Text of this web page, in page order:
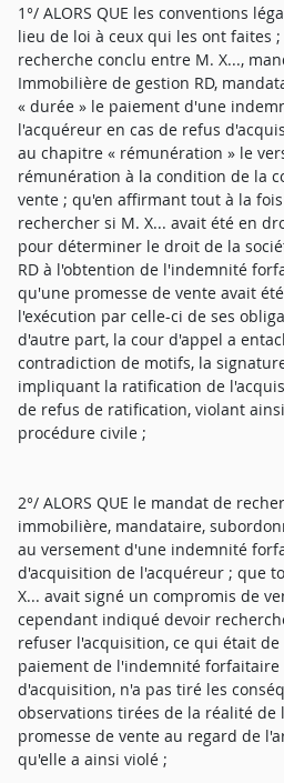
1°/ ALORS QUE les conventions
lieu de loi à ceux qui les ont faites
recherche conclu entre M. X...,
Immobilière de gestion RD,
« durée » le paiement d'une
l'acquéreur en cas de refus
au chapitre « rémunération » le
rémunération à la condition de la
vente ; qu'en affirmant tout à la
rechercher si M. X... avait été en
pour déterminer le droit de la
RD à l'obtention de l'indemnité
qu'une promesse de vente avait
l'exécution par celle-ci de ses
d'autre part, la cour d'appel a
contradiction de motifs, la
impliquant la ratification de
de refus de ratification, violant
procédure civile ;
2°/ ALORS QUE le mandat de
immobilière, mandataire,
au versement d'une indemnité
d'acquisition de l'acquéreur ; que
X... avait signé un compromis de
cependant indiqué devoir
refuser l'acquisition, ce qui était
paiement de l'indemnité forfaitaire
d'acquisition, n'a pas tiré les
observations tirées de la réalité de
promesse de vente au regard de
qu'elle a ainsi violé ;